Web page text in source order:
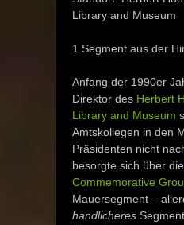
Library and Museum
1 Segment aus der
Anfang der 1990er
Direktor des Herbert
Library and Museum
Amtskollegen in den
Präsidenten nicht
besorgte sich über die
Commemorative
Mauersegment –
handlicheres